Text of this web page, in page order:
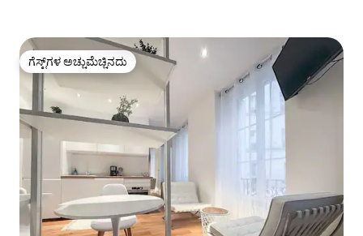
ಗೆಸ್ಟ್‌ಗಳ ಅಚ್ಚುಮೆಚ್ಚಿನದು
ಗೆಸ್ಟ್‌ಗಳ ಅಚ್ಚುಮೆಚ್ಚಿನದು